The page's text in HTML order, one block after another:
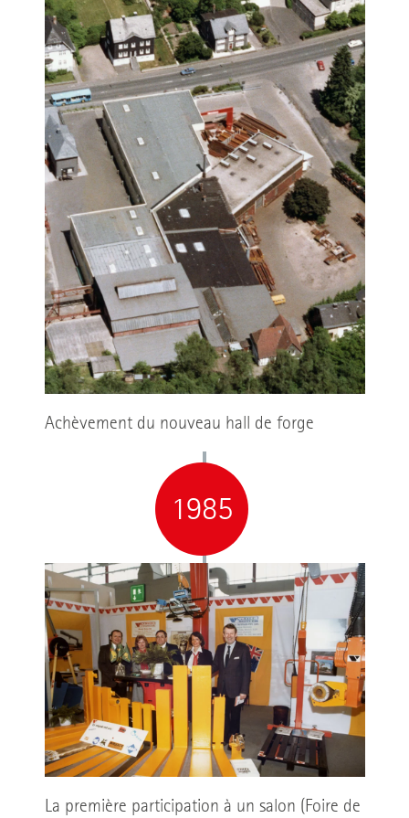
Achèvement du nouveau hall de forge
1985
La première participation à un salon (Foire de